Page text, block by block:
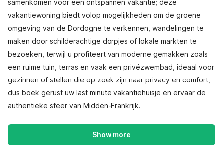
samenkomen voor een ontspannen vakantie; deze
vakantiewoning biedt volop mogelijkheden om de groene
omgeving van de Dordogne te verkennen, wandelingen te
maken door schilderachtige dorpjes of lokale markten te
bezoeken, terwijl u profiteert van moderne gemakken zoals
een ruime tuin, terras en vaak een privézwembad, ideaal voor
gezinnen of stellen die op zoek zijn naar privacy en comfort,
dus boek gerust uw last minute vakantiehuisje en ervaar de
authentieke sfeer van Midden-Frankrijk.
Show more